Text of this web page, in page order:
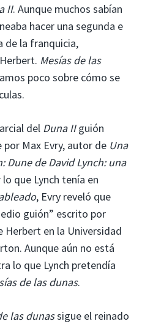
II. Aunque muchos sabían
hacer una segunda e
de la franquicia,
Mesías de las
poco sobre cómo se
del Duna IIguión
Max Evry, autor de Una
Dune de David Lynch: una
que Lynch tenía en
, Evry reveló que
guión” escrito por
Herbert en la Universidad
Aunque aún no está
lo que Lynch pretendía
de las dunas.
las dunassigue el reinado